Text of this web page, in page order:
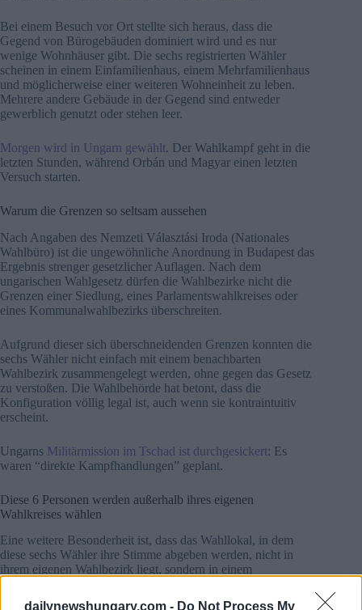
dailynewshungary.com - Do Not Process My
Bei einem Besuch vor Ort stellte sich heraus, dass die
Gegend von Bürogebäuden dominiert wird und es nur
wenige Wohnhäuser gibt. Die sechs registrierten Wähler
scheinen in einem Einfamilienhaus, einem Mehrfamilienhaus
und möglicherweise einer weiteren Wohneinheit zu leben.
Mehrere andere Gebäude in der Gegend sind entweder
gewerblich genutzt oder stehen leer.
Morgen wird in Ungarn gewählt. Der Wahlkampf geht in die
letzten Stunden, während Orbán und Magyar einen letzten
Versuch starten.
Warum die Grenzen so seltsam aussehen
Nach Angaben des Nemzeti Választási Iroda (Nationales
Wahlbüro) ist die ungewöhnliche Anordnung in Budapest das
Ergebnis strenger gesetzlicher Auflagen. Nach dem
ungarischen Wahlgesetz dürfen die Wahlbezirke nicht die
Grenzen einer Siedlung, eines Parlamentswahlkreises oder
eines Kommunalwahlbezirks überschreiten.
Aufgrund dieser sich überschneidenden Grenzen konnten die
sechs Wähler nicht einfach mit einem benachbarten
Wahlbezirk zusammengelegt werden, ohne gegen das Gesetz
zu verstoßen. Die Wahlbehörde hat betont, dass die
Konfiguration völlig legal ist, auch wenn sie kontraintuitiv
erscheint.
Ungarns Militärmission im Tschad ist durchgesickert: Es
waren “direkte Kampfhandlungen” geplant.
Diese 6 Personen werden außerhalb ihres eigenen
Wahlkreises wählen
Eine weitere Besonderheit ist, dass das Wahllokal, in dem
diese sechs Wähler ihre Stimme abgeben werden, nicht in
ihrem eigenen Wahlbezirk liegt, sondern in einem
schreibt nicht vor, dass das Wahllokal selbst innerhalb der